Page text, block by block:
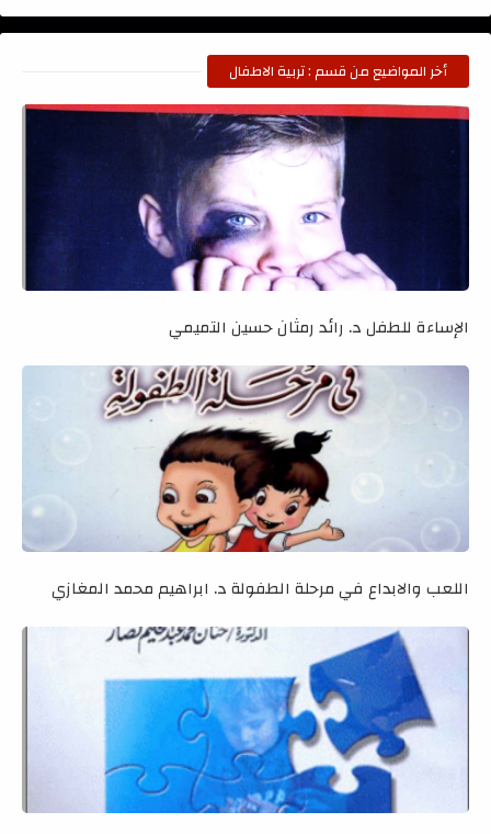
أخر المواضيع من قسم : تربية الاطفال
الإساءة للطفل د. رائد رمثان حسين التميمي
اللعب والابداع في مرحلة الطفولة د. ابراهيم محمد المغازي